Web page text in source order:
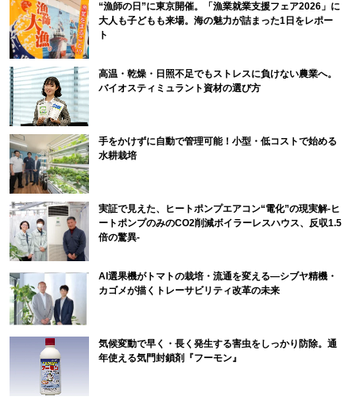
“漁師の日”に東京開催。「漁業就業支援フェア2026」に
大人も子どもも来場。海の魅力が詰まった1日をレポー
ト
高温・乾燥・日照不足でもストレスに負けない農業へ。
バイオスティミュラント資材の選び方
手をかけずに自動で管理可能！小型・低コストで始める
水耕栽培
実証で見えた、ヒートポンプエアコン“電化”の現実解-ヒ
ートポンプのみのCO2削減ボイラーレスハウス、反収1.5
倍の驚異-
AI選果機がトマトの栽培・流通を変える―シブヤ精機・
カゴメが描くトレーサビリティ改革の未来
気候変動で早く・長く発生する害虫をしっかり防除。通
年使える気門封鎖剤『フーモン』